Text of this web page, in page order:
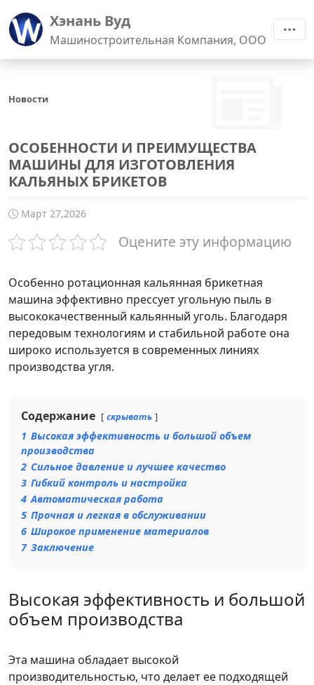
Хэнань Вуд
Машиностроительная Компания, ООО
Новости
ОСОБЕННОСТИ И ПРЕИМУЩЕСТВА
МАШИНЫ ДЛЯ ИЗГОТОВЛЕНИЯ
КАЛЬЯНЫХ БРИКЕТОВ
Март 27,2026
Оцените эту информацию
Особенно ротационная кальянная брикетная
машина эффективно прессует угольную пыль в
высококачественный кальянный уголь. Благодаря
передовым технологиям и стабильной работе она
широко используется в современных линиях
производства угля.
Содержание скрывать
1 Высокая эффективность и большой объем
производства
2 Сильное давление и лучшее качество
3 Гибкий контроль и настройка
4 Автоматическая работа
5 Прочная и легкая в обслуживании
6 Широкое применение материалов
7 Заключение
Высокая эффективность и большой
объем производства
Эта машина обладает высокой
производительностью, что делает ее подходящей